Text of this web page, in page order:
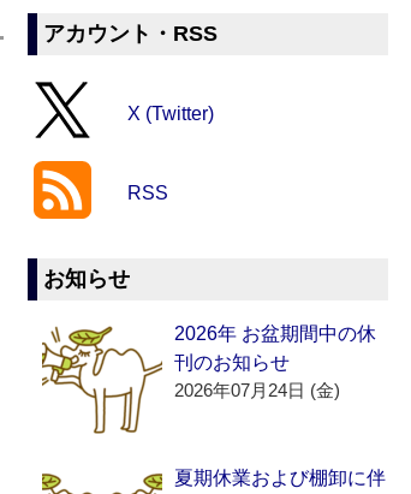
アカウント・RSS
X (Twitter)
RSS
お知らせ
2026年 お盆期間中の休
刊のお知らせ
2026年07月24日 (金)
夏期休業および棚卸に伴